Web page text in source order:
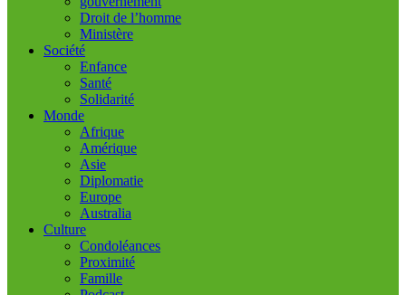
Droit de l’homme
Ministère
Société
Enfance
Santé
Solidarité
Monde
Afrique
Amérique
Asie
Diplomatie
Europe
Australia
Culture
Condoléances
Proximité
Famille